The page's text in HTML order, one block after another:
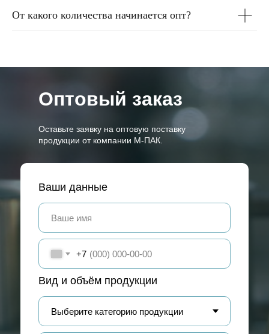
От какого количества начинается опт?
Ваши данные
+7
Вид и объём продукции
Оптовый заказ
Оставьте заявку на оптовую поставку
продукции от компании М-ПАК.